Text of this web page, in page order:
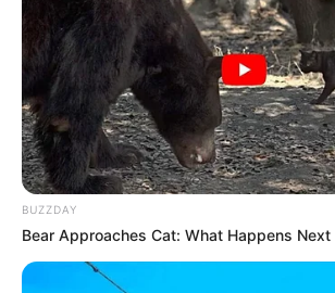
BUZZDAY
Bear Approaches Cat: What Happens